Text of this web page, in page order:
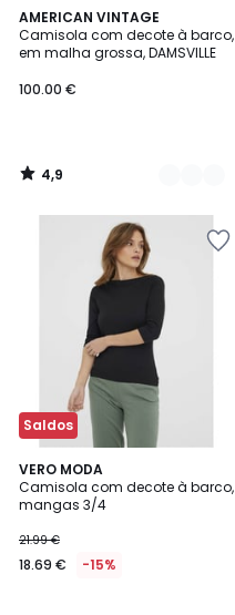
AMERICAN VINTAGE
Camisola com decote à barco,
em malha grossa, DAMSVILLE
100.00 €
4,9
/ 5
3
Cores
4,9
/
Saldos
VERO MODA
Camisola com decote à barco,
mangas 3/4
21.99 €
18.69 € -15%
4,8
/ 5